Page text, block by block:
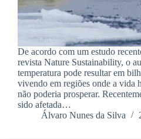
De acordo com um estudo
revista Nature Sustainability, o
temperatura pode resultar em
vivendo em regiões onde a vida
não poderia prosperar.
sido afetada…
Álvaro Nunes da Silva